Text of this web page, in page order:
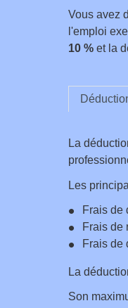
Vous avez
l'emploi
10 %et la
La
Les
Frais de
Frais de
Frais de
La
Son